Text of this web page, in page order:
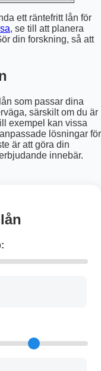
ett räntefritt lån för
, se till att planera
din forskning, så att
som passar dina
särskilt om du är
exempel kan vissa
lösningar för
är att göra din
innebär.